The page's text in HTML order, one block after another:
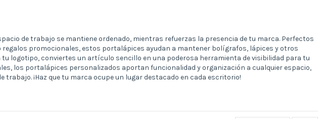
de trabajo se mantiene ordenado, mientras refuerzas la presencia de tu marca. Perfectos
promocionales, estos portalápices ayudan a mantener bolígrafos, lápices y otros
logotipo, conviertes un artículo sencillo en una poderosa herramienta de visibilidad para tu
los portalápices personalizados aportan funcionalidad y organización a cualquier espacio,
trabajo. ¡Haz que tu marca ocupe un lugar destacado en cada escritorio!